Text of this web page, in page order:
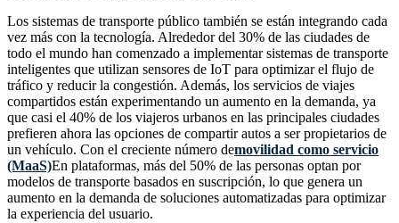
Los sistemas de transporte público también se están integrando cada
vez más con la tecnología. Alrededor del 30% de las ciudades de
todo el mundo han comenzado a implementar sistemas de transporte
inteligentes que utilizan sensores de IoT para optimizar el flujo de
tráfico y reducir la congestión. Además, los servicios de viajes
compartidos están experimentando un aumento en la demanda, ya
que casi el 40% de los viajeros urbanos en las principales ciudades
prefieren ahora las opciones de compartir autos a ser propietarios de
un vehículo. Con el creciente número demovilidad como servicio
(MaaS)En plataformas, más del 50% de las personas optan por
modelos de transporte basados ​​en suscripción, lo que genera un
aumento en la demanda de soluciones automatizadas para optimizar
la experiencia del usuario.